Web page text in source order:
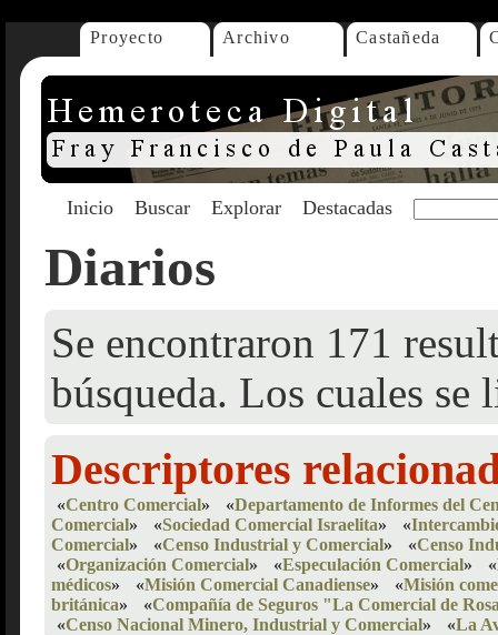
Proyecto Archivo Castañeda
Inicio Buscar Explorar Destacadas
Diarios
Se encontraron 171
búsqueda. Los cuales se
Descriptores
«Centro Comercial» «Departamento de Informes del
Comercial» «Sociedad Comercial Israelita» «
Comercial» «Censo Industrial y Comercial» «Censo
«Organización Comercial» «Especulación Comercial» «
médicos» «Misión Comercial Canadiense» «Misión
británica» «Compañía de Seguros "La Comercial de
«Censo Nacional Minero, Industrial y Comercial» «La